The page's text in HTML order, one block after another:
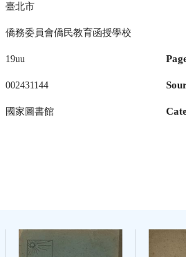
臺北市
僑務委員會僑民教育函授學校
19uu
002431144
國家圖書館